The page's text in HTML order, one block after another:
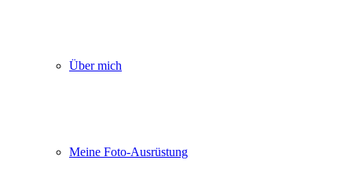
Über mich
Meine Foto-Ausrüstung